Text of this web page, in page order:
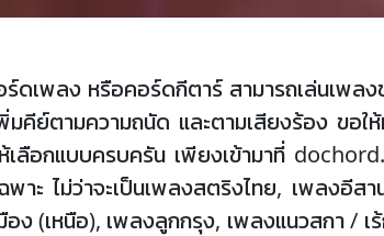
ร์ดเพลง หรือคอร์ดกีตาร์ สามารถเล่นเพล
คีย์ตามความถนัด และตามเสียงร้อง ขอใ
เลือกแบบครบครัน เพียงเข้ามาที่
พาะ ไม่ว่าจะเป็นเพลงสตริงไทย, เพลงอีส
(เหนือ), เพลงลูกกรุง, เพลงแนวสกา / เร้